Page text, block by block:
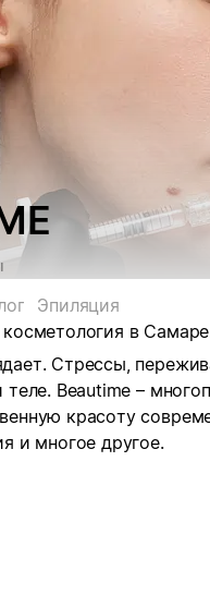
Эпиляция
косметология в
Стрессы,
теле. Beautime –
красоту
и многое другое.